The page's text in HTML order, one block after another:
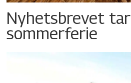
Nyhetsbrevet tar
sommerferie